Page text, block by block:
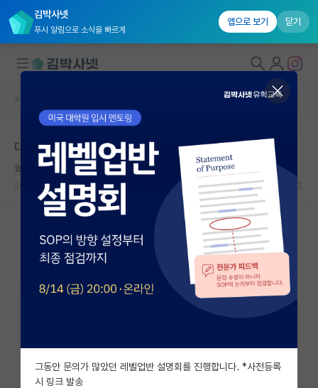
김박사넷
푸시 알림으로 소식을 빠르게
앱으로 보기 닫기
대학원생 모집
국내대학원 정보
연구실&오픈랩
커뮤니티
커뮤니티 홈
전체글보기
베스트 게시판
자유 게시판(아무개랩)
미국 유학 게시판
커뮤니티 홈
대학원 자퇴 고민 중입니다
놀란 마이클 패러데이
2026.07.09 18 5748
그동안 문의가 많았던 레벨업반 설명회를 진행합니다. *사전등록
시 링크 발송